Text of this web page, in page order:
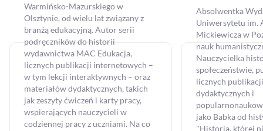
Warmińsko-Mazurskiego w
Olsztynie, od wielu lat związany z
branżą edukacyjną. Autor serii
podręczników do historii
wydawnictwa MAC Edukacja,
licznych publikacji internetowych –
w tym lekcji interaktywnych – oraz
materiałów dydaktycznych, takich
jak zeszyty ćwiczeń i karty pracy,
wspierających nauczycieli w
codziennej pracy z uczniami. Na co
Absolwentka
Uniwersytetu im.
Mickiewicza w
nauk
Nauczycielka
społeczeństwie,
licznych
dydaktycznych i
jako Babka od
"Historia, której